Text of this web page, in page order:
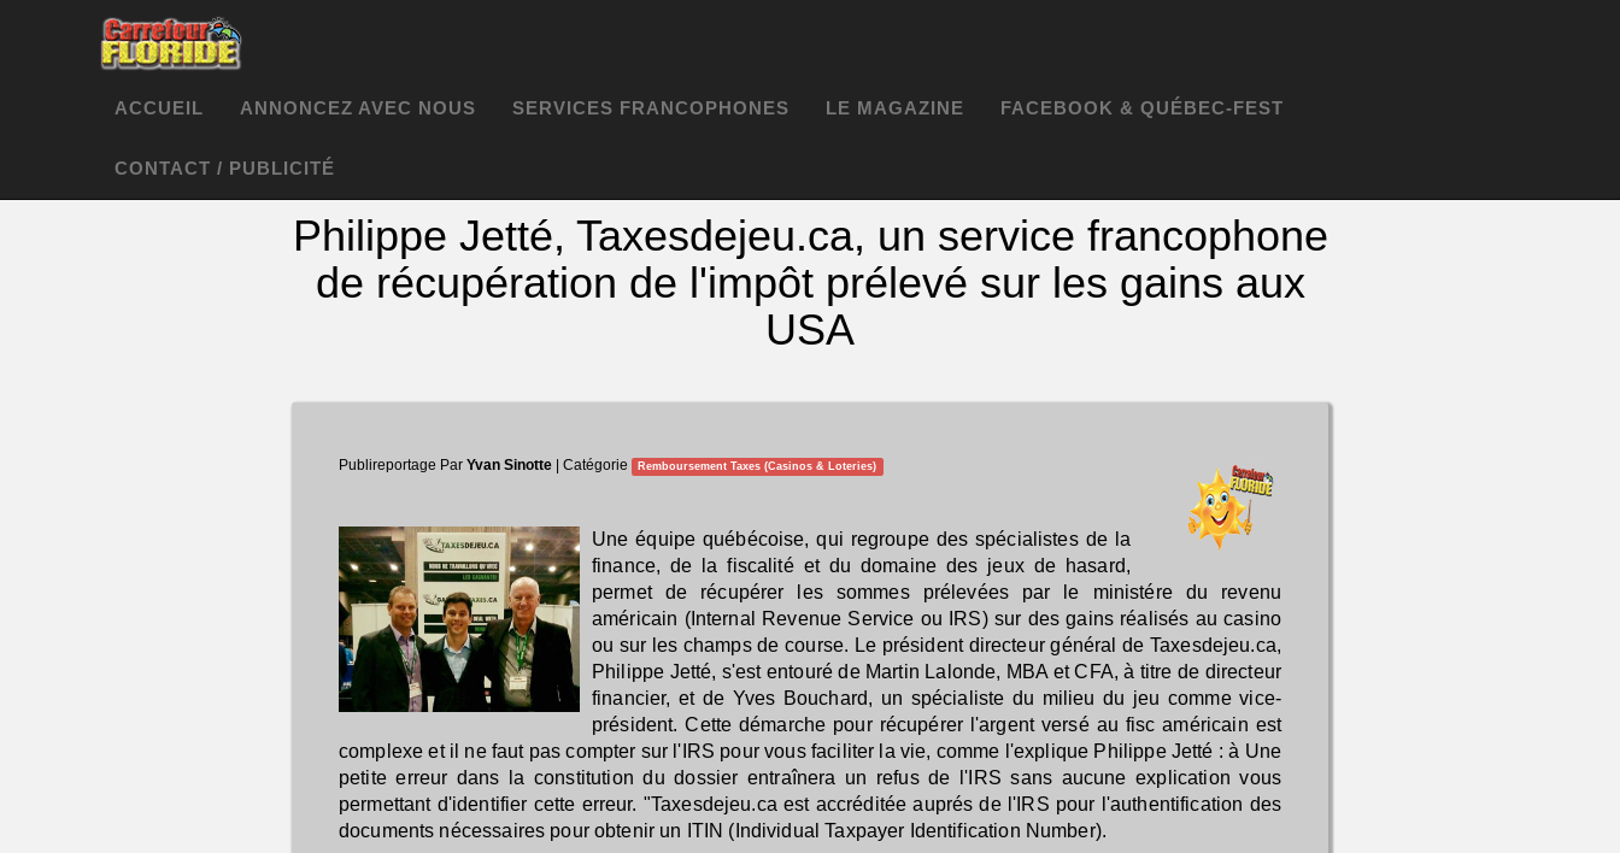
ACCUEIL ANNONCEZ AVEC NOUS SERVICES FRANCOPHONES LE MAGAZINE FACEBOOK & QUÉBEC-FEST
CONTACT / PUBLICITÉ
Philippe Jetté, Taxesdejeu.ca, un service francophone
de récupération de l'impôt prélevé sur les gains aux
USA
Publireportage Par Yvan Sinotte | Catégorie Remboursement Taxes (Casinos & Loteries)
Une équipe québécoise, qui regroupe des spécialistes de la
finance, de la fiscalité et du domaine des jeux de hasard,
permet de récupérer les sommes prélevées par le ministére du revenu
américain (Internal Revenue Service ou IRS) sur des gains réalisés au casino
ou sur les champs de course. Le président directeur général de Taxesdejeu.ca,
Philippe Jetté, s'est entouré de Martin Lalonde, MBA et CFA, à titre de directeur
financier, et de Yves Bouchard, un spécialiste du milieu du jeu comme vice-
président. Cette démarche pour récupérer l'argent versé au fisc américain est
complexe et il ne faut pas compter sur l'IRS pour vous faciliter la vie, comme l'explique Philippe Jetté : à Une
petite erreur dans la constitution du dossier entraînera un refus de l'IRS sans aucune explication vous
permettant d'identifier cette erreur. "Taxesdejeu.ca est accréditée auprés de l'IRS pour l'authentification des
documents nécessaires pour obtenir un ITIN (Individual Taxpayer Identification Number).